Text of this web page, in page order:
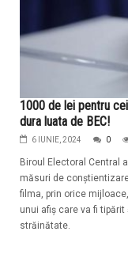
1000 de lei pentru
dura luata de BEC!
6 IUNIE, 2024 0
Biroul Electoral Central
măsuri de
filma, prin orice
unui afiș care va fi
străinătate.